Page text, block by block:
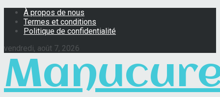
À propos de nous
Termes et conditions
Politique de confidentialité
vendredi, août 7, 2026